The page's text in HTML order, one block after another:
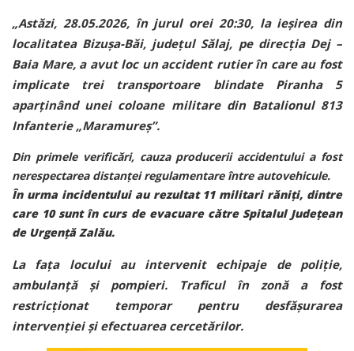
„Astăzi, 28.05.2026, în jurul orei 20:30, la ieșirea din
localitatea Bizușa-Băi, județul Sălaj, pe direcția Dej –
Baia Mare, a avut loc un accident rutier în care au fost
implicate trei transportoare blindate Piranha 5
aparținând unei coloane militare din Batalionul 813
Infanterie „Maramureș”.
Din primele verificări, cauza producerii accidentului a fost
nerespectarea distanței regulamentare între autovehicule.
În urma incidentului au rezultat 11 militari răniți, dintre
care 10 sunt în curs de evacuare către Spitalul Județean
de Urgență Zalău.
La fața locului au intervenit echipaje de poliție,
ambulanță și pompieri. Traficul în zonă a fost
restricționat temporar pentru desfășurarea
intervenției și efectuarea cercetărilor.